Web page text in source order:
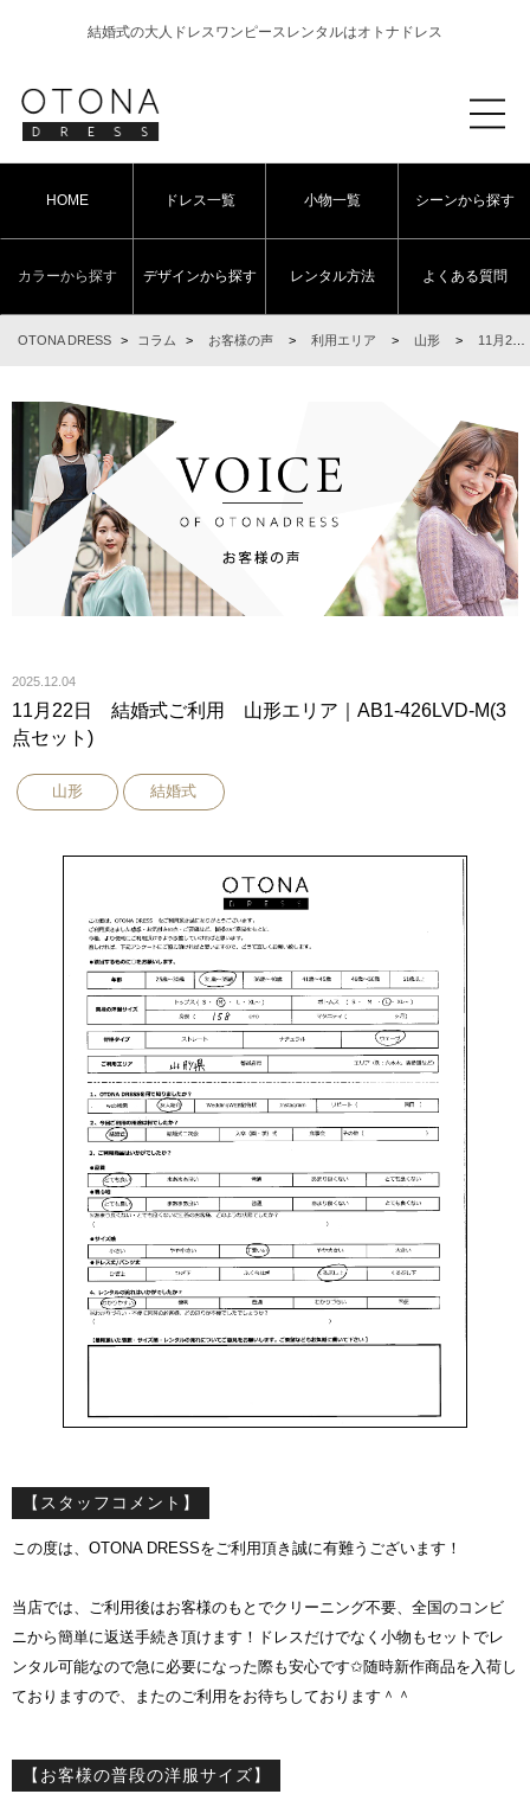
結婚式の大人ドレスワンピースレンタルはオトナドレス
HOME ドレス一覧 小物一覧 シーンから探す
カラーから探す デザインから探す レンタル方法 よくある質問
OTONA DRESS > コラム > お客様の声 > 利用エリア > 山形 > 11月22日 結婚式ご利用 山形エリア｜AB1-426LVD-M(3点セット)
2025.12.04
11月22日 結婚式ご利用 山形エリア｜AB1-426LVD-M(3
点セット)
山形 結婚式
【スタッフコメント】
この度は、OTONA DRESSをご利用頂き誠に有難うございます！
当店では、ご利用後はお客様のもとでクリーニング不要、全国のコンビ
ニから簡単に返送手続き頂けます！ドレスだけでなく小物もセットでレ
ンタル可能なので急に必要になった際も安心です✩随時新作商品を入荷し
ておりますので、またのご利用をお待ちしております＾＾
【お客様の普段の洋服サイズ】